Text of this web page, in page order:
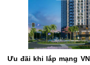
Ưu đãi khi lắp mạng